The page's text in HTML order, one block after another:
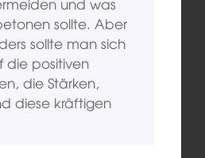
sollte. Aber
sollte man sich
die positiven
die Stärken,
diese kräftigen